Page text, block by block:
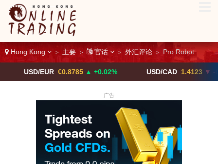
Hong Kong > 主要 > 官话 > 外汇评论 > Pro Robot
EUR €0.8785 ▲ +0.02% USD/CAD 1.4123 ▼ -0.01%
广告